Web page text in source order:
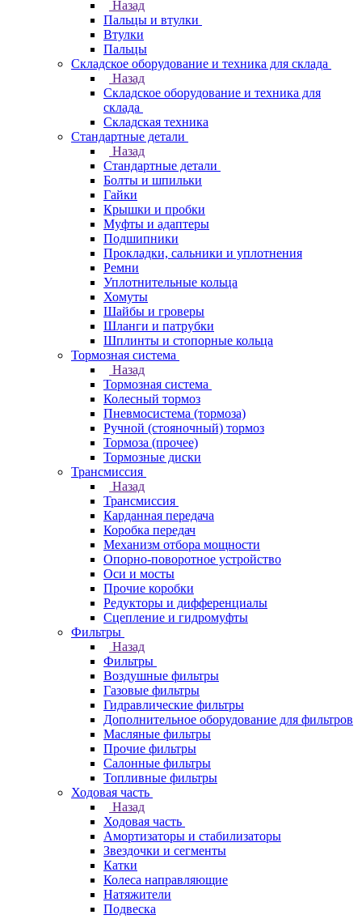
Назад
Пальцы и втулки
Втулки
Пальцы
Складское оборудование и техника для склада
Назад
Складское оборудование и техника для
склада
Складская техника
Стандартные детали
Назад
Стандартные детали
Болты и шпильки
Гайки
Крышки и пробки
Муфты и адаптеры
Подшипники
Прокладки, сальники и уплотнения
Ремни
Уплотнительные кольца
Хомуты
Шайбы и гроверы
Шланги и патрубки
Шплинты и стопорные кольца
Тормозная система
Назад
Тормозная система
Колесный тормоз
Пневмосиcтема (тормоза)
Ручной (стояночный) тормоз
Тормоза (прочее)
Тормозные диски
Трансмиссия
Назад
Трансмиссия
Карданная передача
Коробка передач
Механизм отбора мощности
Опорно-поворотное устройство
Оси и мосты
Прочие коробки
Редукторы и дифференциалы
Сцепление и гидромуфты
Фильтры
Назад
Фильтры
Воздушные фильтры
Газовые фильтры
Гидравлические фильтры
Дополнительное оборудование для фильтров
Масляные фильтры
Прочие фильтры
Салонные фильтры
Топливные фильтры
Ходовая часть
Назад
Ходовая часть
Амортизаторы и стабилизаторы
Звездочки и сегменты
Катки
Колеса направляющие
Натяжители
Подвеска